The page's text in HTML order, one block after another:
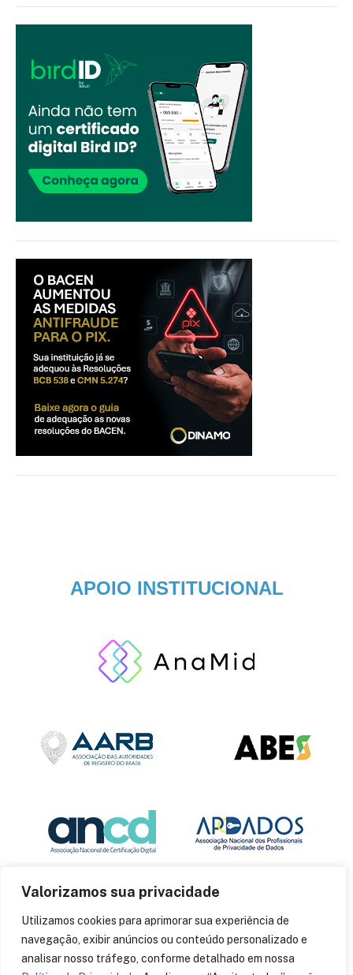
Valorizamos sua privacidade
Utilizamos cookies para aprimorar sua experiência de
navegação, exibir anúncios ou conteúdo personalizado e
analisar nosso tráfego, conforme detalhado em nossa
APOIO INSTITUCIONAL